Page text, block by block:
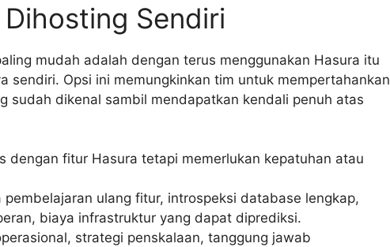
Sendiri
mudah adalah dengan terus menggunakan Hasura itu
sendiri. Opsi ini memungkinkan tim untuk mempertahankan
sudah dikenal sambil mendapatkan kendali penuh atas
dengan fitur Hasura tetapi memerlukan kepatuhan atau
pembelajaran ulang fitur, introspeksi database lengkap,
biaya infrastruktur yang dapat diprediksi.
strategi penskalaan, tanggung jawab